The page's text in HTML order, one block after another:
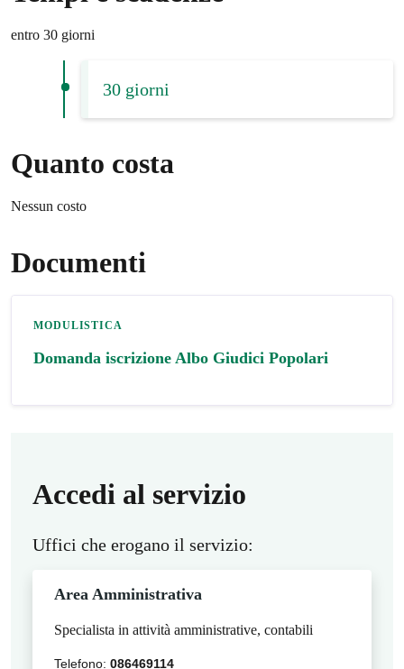
entro 30 giorni
30 giorni
Quanto costa
Nessun costo
Documenti
MODULISTICA
Domanda iscrizione Albo Giudici Popolari
Accedi al servizio
Uffici che erogano il servizio:
Area Amministrativa
Specialista in attività amministrative, contabili
Telefono: 086469114